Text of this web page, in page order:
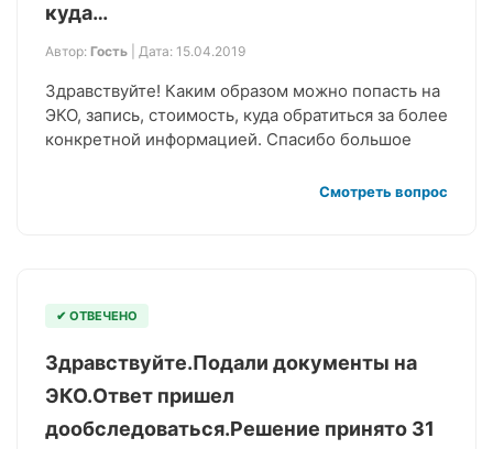
куда…
Автор: Гость | Дата: 15.04.2019
Здравствуйте! Каким образом можно попасть на
ЭКО, запись, стоимость, куда обратиться за более
конкретной информацией. Спасибо большое
Смотреть вопрос
✔ ОТВЕЧЕНО
Здравствуйте.Подали документы на
ЭКО.Ответ пришел
дообследоваться.Решение принято 31